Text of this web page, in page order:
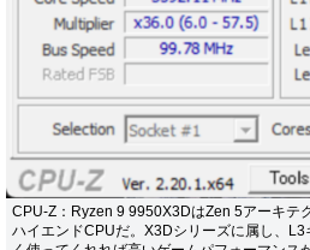
CPU-Z：Ryzen 9 9950X3DはZen 5アーキテ
ハイエンドCPUだ。X3Dシリーズに属し、